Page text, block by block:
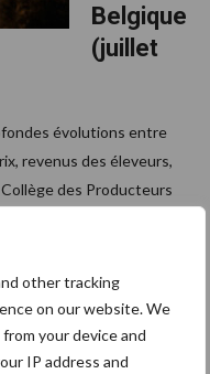
other tracking
on our website. We
your device and
IP address and
Belgique
(juillet
évolutions entre
revenus des éleveurs,
des Producteurs
évolutions
du
laitier
en
Prix des
fermage
s en